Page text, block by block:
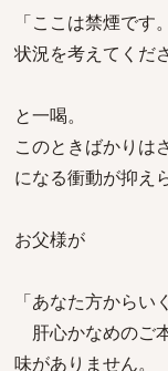
「ここは禁煙で
状況を考えてくだ
と一喝。
このときばかりは
になる衝動が抑え
お父様が
「あなた方からい
肝心かなめのご
味がありません。